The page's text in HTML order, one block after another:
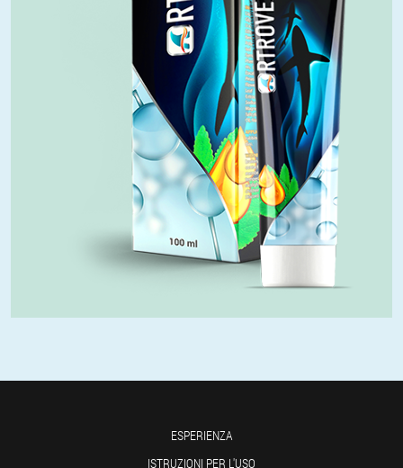
ESPERIENZA
ISTRUZIONI PER L'USO